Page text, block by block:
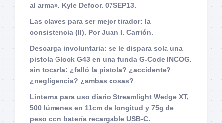
al arma». Kyle Defoor. 07SEP13.
Las claves para ser mejor tirador: la
consistencia (II). Por Juan I. Carrión.
Descarga involuntaria: se le dispara sola una
pistola Glock G43 en una funda G-Code INCOG,
sin tocarla: ¿falló la pistola? ¿accidente?
¿negligencia? ¿ambas cosas?
Linterna para uso diario Streamlight Wedge XT,
500 lúmenes en 11cm de longitud y 75g de
peso con batería recargable USB-C.